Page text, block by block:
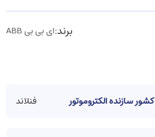
برند:ای بی بی ABB
کشور سازنده الکتروموتور فنلاند